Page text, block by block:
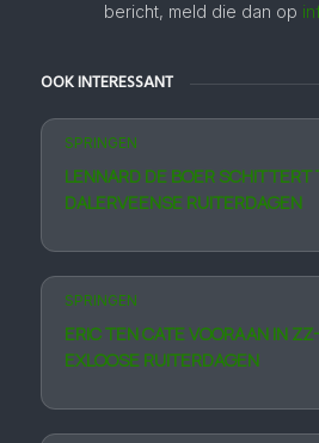
bericht, meld die dan op
OOK INTERESSANT
SPRINGEN
LENNARD DE BOER SCHITTERT
DALERVEENSE RUITERDAGEN
SPRINGEN
ERIC TEN CATE VOORAAN IN
EXLOOSE RUITERDAGEN